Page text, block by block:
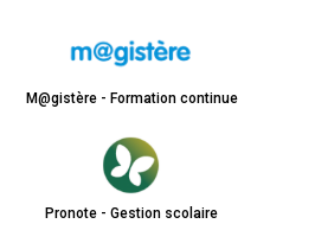
M@gistère - Formation continue
Pronote - Gestion scolaire